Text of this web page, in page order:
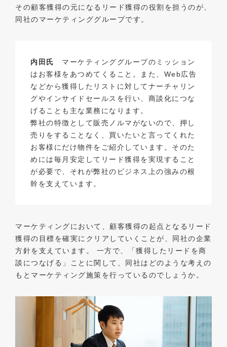
その顧客獲得の元になるリード獲得の役割を担うのが、
同社のマーケティンググループです。
内田氏 マーケティンググループのミッション
はお客様をあつめてくること。また、Web広告
などから獲得したリストに対してナーチャリン
グやインサイドセールスを行い、商談化につな
げることも主な業務になります。
弊社の特徴として販売ノルマがないので、押し
売りをすることなく、買いたいと言ってくれた
お客様にだけ物件をご紹介しています。そのた
めには毎月安定してリード獲得を実現すること
が必要で、それが弊社のビジネス上の強みの根
幹を支えています。
マーケティングにおいて、顧客獲得の起点となるリード
獲得の目標を確実にクリアしていくことが、同社の企業
方針を支えています。 一方で、「獲得したリードを商
談につなげる」ことに関して、同社はどのような考えの
もとマーケティング施策を行っているのでしょうか。